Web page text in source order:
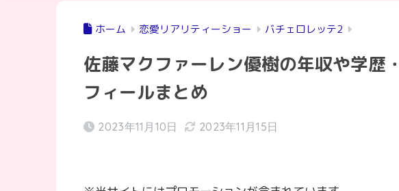
ホーム 恋愛リアリティーショー バチェロレッテ2
佐藤マクファーレン優樹の年収や学歴
フィールまとめ
2023年11月10日 2023年11月15日